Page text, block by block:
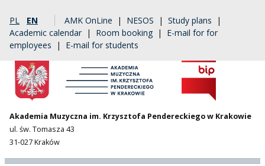
PL EN AMK OnLine | NESOS | Study plans |
Academic calendar | Room booking | E-mail for for
employees | E-mail for students
Akademia Muzyczna im. Krzysztofa Pendereckiego w Krakowie
ul. św. Tomasza 43
31-027 Kraków